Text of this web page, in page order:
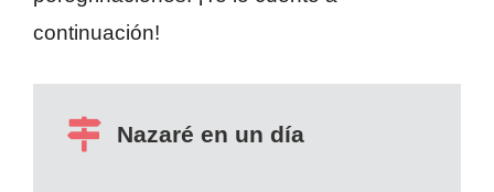
continuación!
Nazaré en un día